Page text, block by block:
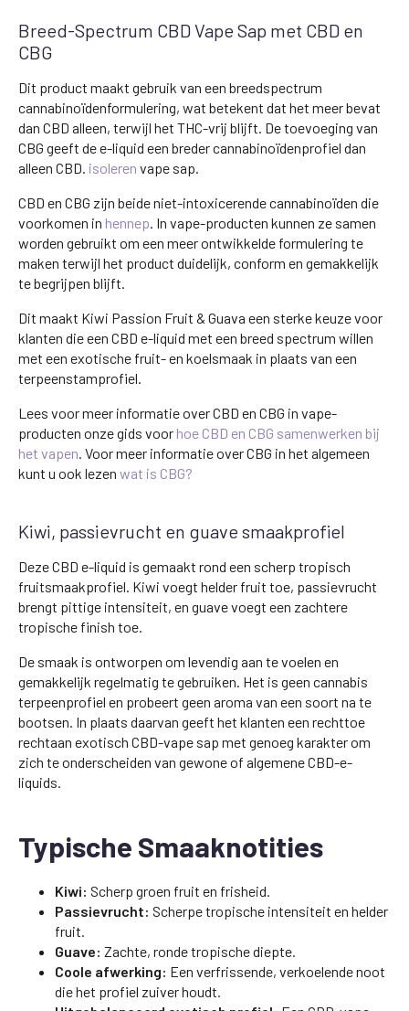
Breed-Spectrum CBD Vape Sap met CBD en
CBG
Dit product maakt gebruik van een breedspectrum
cannabinoïdenformulering, wat betekent dat het meer bevat
dan CBD alleen, terwijl het THC-vrij blijft. De toevoeging van
CBG geeft de e-liquid een breder cannabinoïdenprofiel dan
alleen CBD. isoleren vape sap.
CBD en CBG zijn beide niet-intoxicerende cannabinoïden die
voorkomen in hennep . In vape-producten kunnen ze samen
worden gebruikt om een meer ontwikkelde formulering te
maken terwijl het product duidelijk, conform en gemakkelijk
te begrijpen blijft.
Dit maakt Kiwi Passion Fruit & Guava een sterke keuze voor
klanten die een CBD e-liquid met een breed spectrum willen
met een exotische fruit- en koelsmaak in plaats van een
terpeenstamprofiel.
Lees voor meer informatie over CBD en CBG in vape-
producten onze gids voor hoe CBD en CBG samenwerken bij
het vapen . Voor meer informatie over CBG in het algemeen
kunt u ook lezen wat is CBG?
Kiwi, passievrucht en guave smaakprofiel
Deze CBD e-liquid is gemaakt rond een scherp tropisch
fruitsmaakprofiel. Kiwi voegt helder fruit toe, passievrucht
brengt pittige intensiteit, en guave voegt een zachtere
tropische finish toe.
De smaak is ontworpen om levendig aan te voelen en
gemakkelijk regelmatig te gebruiken. Het is geen cannabis
terpeenprofiel en probeert geen aroma van een soort na te
bootsen. In plaats daarvan geeft het klanten een rechttoe
rechtaan exotisch CBD-vape sap met genoeg karakter om
zich te onderscheiden van gewone of algemene CBD-e-
liquids.
Typische Smaaknotities
Kiwi: Scherp groen fruit en frisheid.
Passievrucht: Scherpe tropische intensiteit en helder
fruit.
Guave: Zachte, ronde tropische diepte.
Coole afwerking: Een verfrissende, verkoelende noot
die het profiel zuiver houdt.